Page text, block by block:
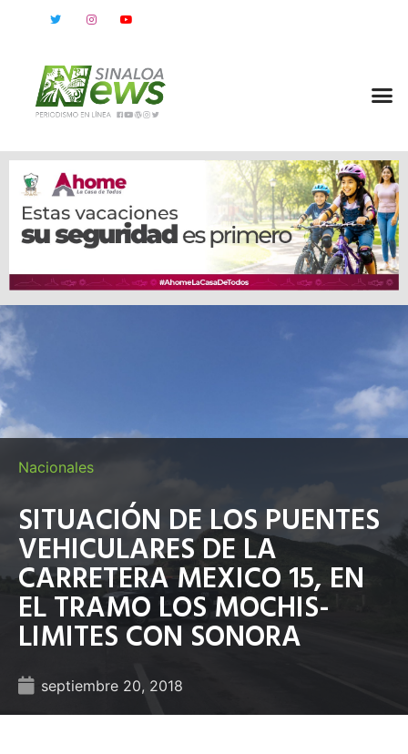
Nacionales
SITUACIÓN DE LOS PUENTES
VEHICULARES DE LA
CARRETERA MEXICO 15, EN
EL TRAMO LOS MOCHIS-
LIMITES CON SONORA
septiembre 20, 2018